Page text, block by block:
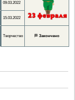
09.03.2022
15.03.2022
Творчество 🏁 Закончено